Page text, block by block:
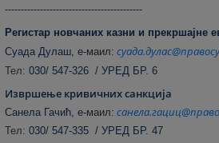
-------------------------------------------
Регистар новчаних казни и прекршајне
Суада Дулаш, е-маил:
Тел: 030/ 547-326 / УРЕД БР. 6
Извршење кривичних санкција
Санела Гачић, е-маил:
Тел: 030/ 547-335 / УРЕД БР. 47